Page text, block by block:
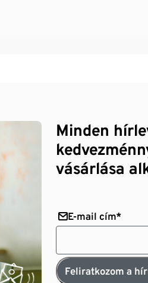
Minden
vásárlása
E-mail cím*
Feliratkozom a